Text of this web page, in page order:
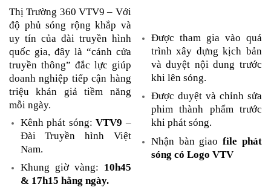
Thị Trường 360 VTV9 – Với
độ phủ sóng rộng khắp và
uy tín của đài truyền hình
quốc gia, đây là “cánh cửa
truyền thông” đắc lực giúp
doanh nghiệp tiếp cận hàng
triệu khán giả tiềm năng
mỗi ngày.
Kênh phát sóng:VTV9 –
Đài Truyền hình Việt
Nam.
Khung giờ vàng: 10h45
& 17h15 hằng ngày.
Được tham gia vào quá
trình xây dựng kịch bản
và duyệt nội dung trước
khi lên sóng.
Được duyệt và chỉnh sửa
phim thành phẩm trước
khi phát sóng.
Nhận bàn giaofile phát
sóng có Logo VTV